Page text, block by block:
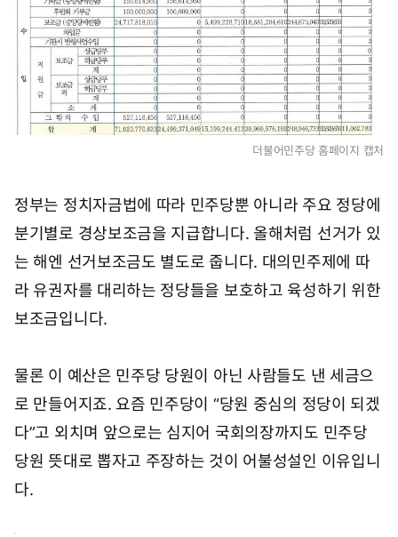
더불어민주당 홈페이지 캡처
정부는 정치자금법에 따라 민주당뿐 아니라 주요 정당에
분기별로 경상보조금을 지급합니다. 올해처럼 선거가 있
는 해엔 선거보조금도 별도로 줍니다. 대의민주제에 따
라 유권자를 대리하는 정당들을 보호하고 육성하기 위한
보조금입니다.
물론 이 예산은 민주당 당원이 아닌 사람들도 낸 세금으
로 만들어지죠. 요즘 민주당이 “당원 중심의 정당이 되겠
다”고 외치며 앞으로는 심지어 국회의장까지도 민주당
당원 뜻대로 뽑자고 주장하는 것이 어불성설인 이유입니
다.